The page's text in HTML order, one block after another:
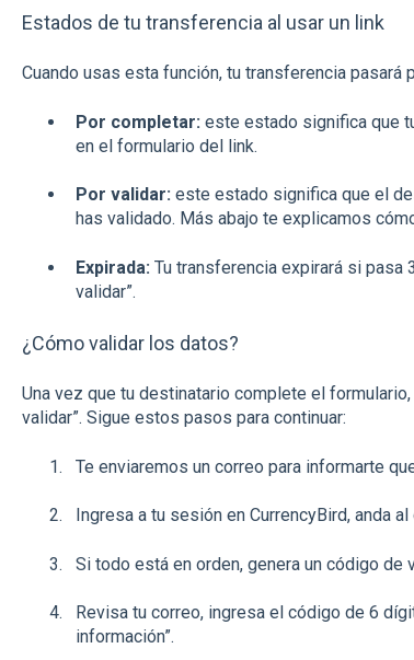
Estados de tu transferencia al usar un link
Cuando usas esta función, tu transferencia
Por completar: este estado significa que
en el formulario del link.
Por validar:este estado significa que el
has validado. Más abajo te explicamos
Expirada: Tu transferencia expirará si pasa
validar”.
¿Cómo validar los datos?
Una vez que tu destinatario complete el
validar”. Sigue estos pasos para continuar:
Te enviaremos un correo para informarte
Ingresa a tu sesión en CurrencyBird, anda
Si todo está en orden, genera un código de
Revisa tu correo, ingresa el código de 6
información”.